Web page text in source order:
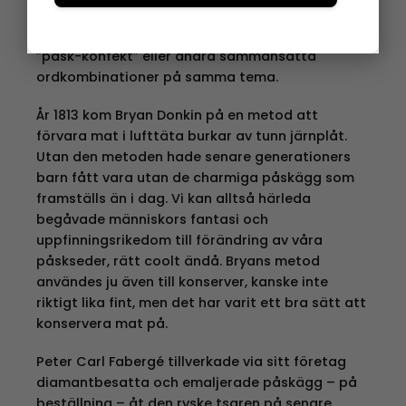
”påsk-konfekt” eller andra sammansatta
ordkombinationer på samma tema.
År 1813 kom Bryan Donkin på en metod att
förvara mat i lufttäta burkar av tunn järnplåt.
Utan den metoden hade senare generationers
barn fått vara utan de charmiga påskägg som
framställs än i dag. Vi kan alltså härleda
begåvade människors fantasi och
uppfinningsrikedom till förändring av våra
påskseder, rätt coolt ändå. Bryans metod
användes ju även till konserver, kanske inte
riktigt lika fint, men det har varit ett bra sätt att
konservera mat på.
Peter Carl Fabergé tillverkade via sitt företag
diamantbesatta och emaljerade påskägg – på